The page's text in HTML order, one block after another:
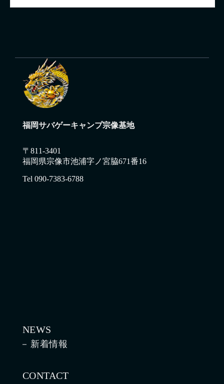
福岡サバゲーキャンプ宗像基地
〒811-3401
福岡県宗像市池浦字ノ宮脇671番16
Tel 090-7383-6788
NEWS
新着情報
CONTACT